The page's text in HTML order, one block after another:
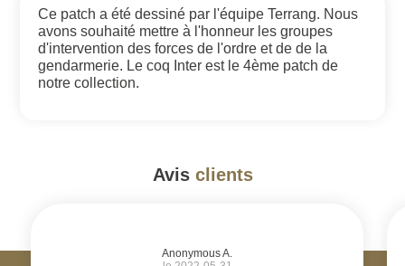
Ce patch a été dessiné par l'équipe Terrang. Nous
avons souhaité mettre à l'honneur les groupes
d'intervention des forces de l'ordre et de de la
gendarmerie. Le coq Inter est le 4ème patch de
notre collection.
Avis clients
Anonymous A.